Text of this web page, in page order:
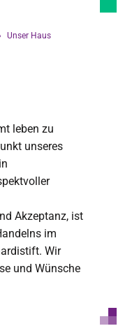
Unser Haus
leben zu
unseres
Akzeptanz, ist
im
Wir
und Wünsche